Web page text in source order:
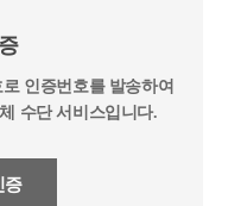
인증번호를 발송하여
수단 서비스입니다.
증